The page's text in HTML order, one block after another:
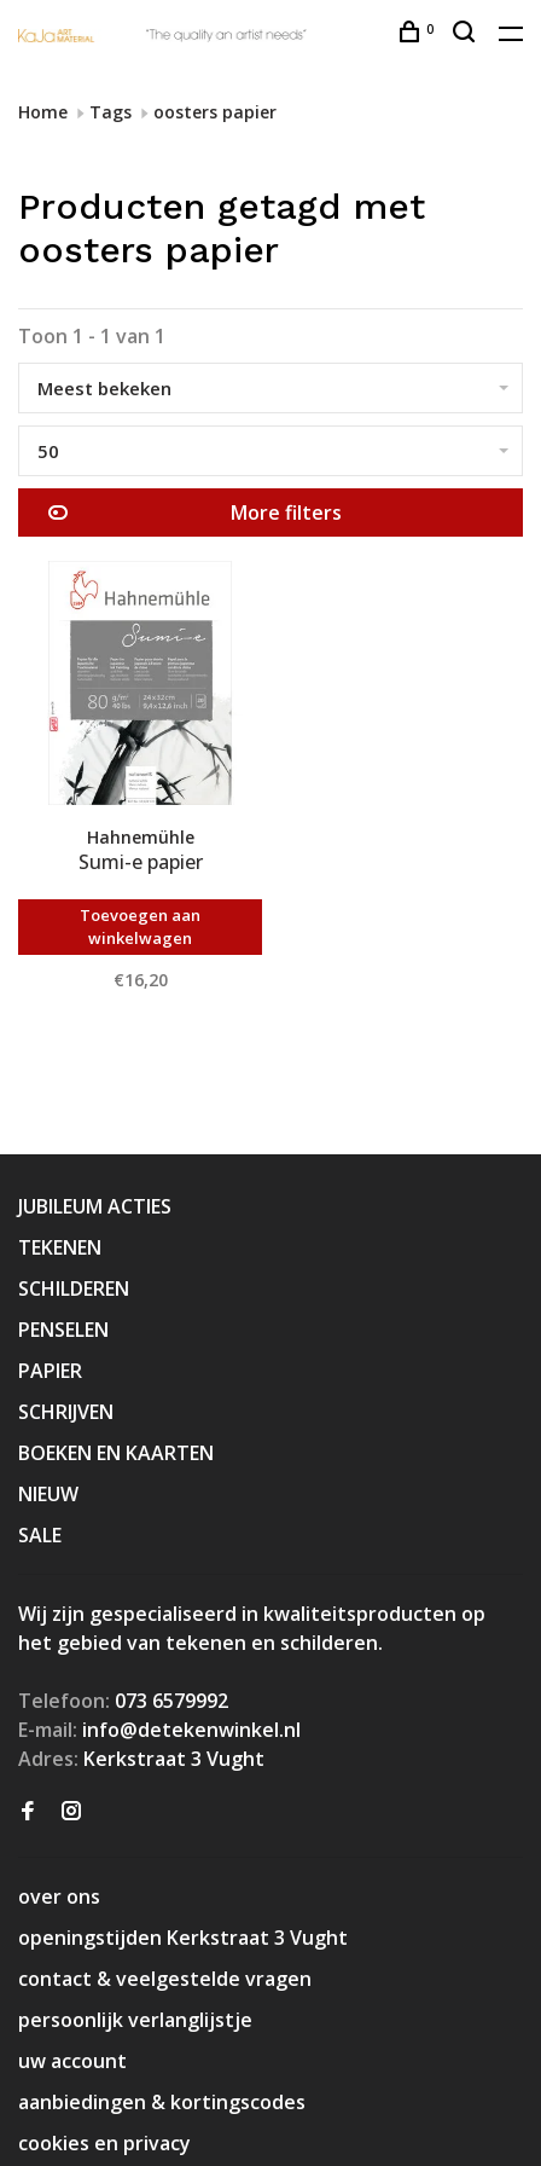
0
Home Tags oosters papier
Producten getagd met
oosters papier
Toon 1 - 1 van 1
Meest bekeken
50
More filters
Hahnemühle
Sumi-e papier
Toevoegen aan
winkelwagen
€16,20
JUBILEUM ACTIES
TEKENEN
SCHILDEREN
PENSELEN
PAPIER
SCHRIJVEN
BOEKEN EN KAARTEN
NIEUW
SALE
Wij zijn gespecialiseerd in kwaliteitsproducten op
het gebied van tekenen en schilderen.
Telefoon: 073 6579992
E-mail: info@detekenwinkel.nl
Adres: Kerkstraat 3 Vught
over ons
openingstijden Kerkstraat 3 Vught
contact & veelgestelde vragen
persoonlijk verlanglijstje
uw account
aanbiedingen & kortingscodes
cookies en privacy